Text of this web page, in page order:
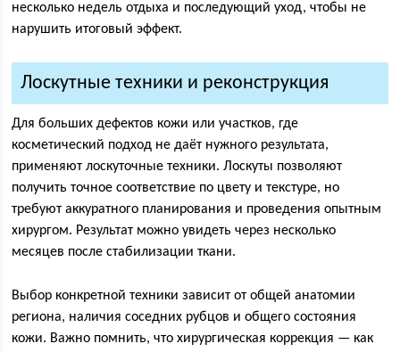
несколько недель отдыха и последующий уход, чтобы не
нарушить итоговый эффект.
Лоскутные техники и реконструкция
Для больших дефектов кожи или участков, где
косметический подход не даёт нужного результата,
применяют лоскуточные техники. Лоскуты позволяют
получить точное соответствие по цвету и текстуре, но
требуют аккуратного планирования и проведения опытным
хирургом. Результат можно увидеть через несколько
месяцев после стабилизации ткани.
Выбор конкретной техники зависит от общей анатомии
региона, наличия соседних рубцов и общего состояния
кожи. Важно помнить, что хирургическая коррекция — как